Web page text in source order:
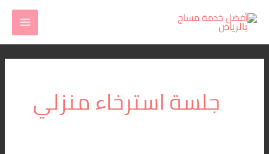
إلى
المحتوى
جلسة استرخاء منزلي